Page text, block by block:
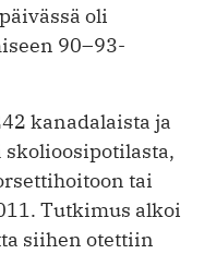
oli
90–93-
kanadalaista ja
tai
Tutkimus alkoi
siihen otettiin